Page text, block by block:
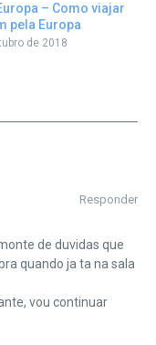
– Como viajar
pela Europa
de 2018
Responder
de duvidas que
quando ja ta na sala
vou continuar